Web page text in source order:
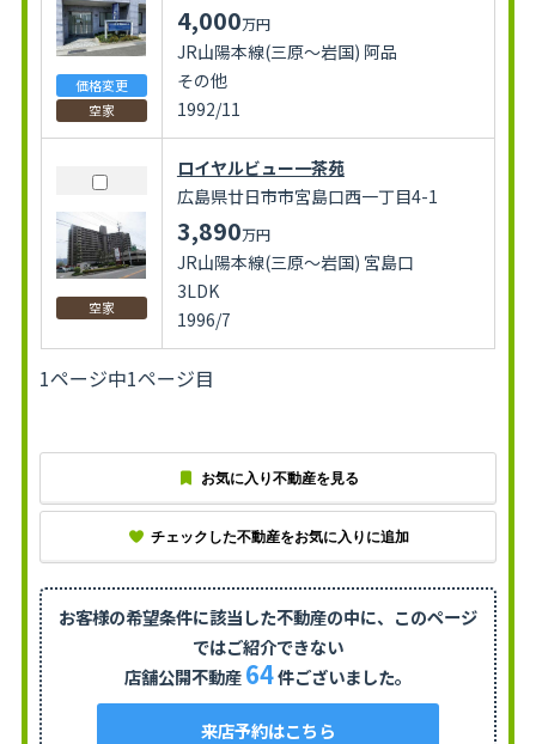
価格変更
空家
4,000万円
JR山陽本線(三原～岩国) 阿品
その他
1992/11
空家
ロイヤルビュー一茶苑
広島県廿日市市宮島口西一丁目4-1
3,890万円
JR山陽本線(三原～岩国) 宮島口
3LDK
1996/7
1ページ中1ページ目
お気に入り不動産を見る
チェックした不動産をお気に入りに追加
お客様の希望条件に該当した不動産の中に、 このページ
ではご紹介できない
店舗公開不動産64件ございました。
来店予約はこちら